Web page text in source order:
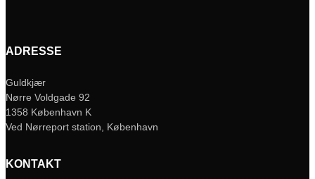
ADRESSE
Guldkjær
Nørre Voldgade 92
1358 København K
Ved Nørreport station, København
KONTAKT